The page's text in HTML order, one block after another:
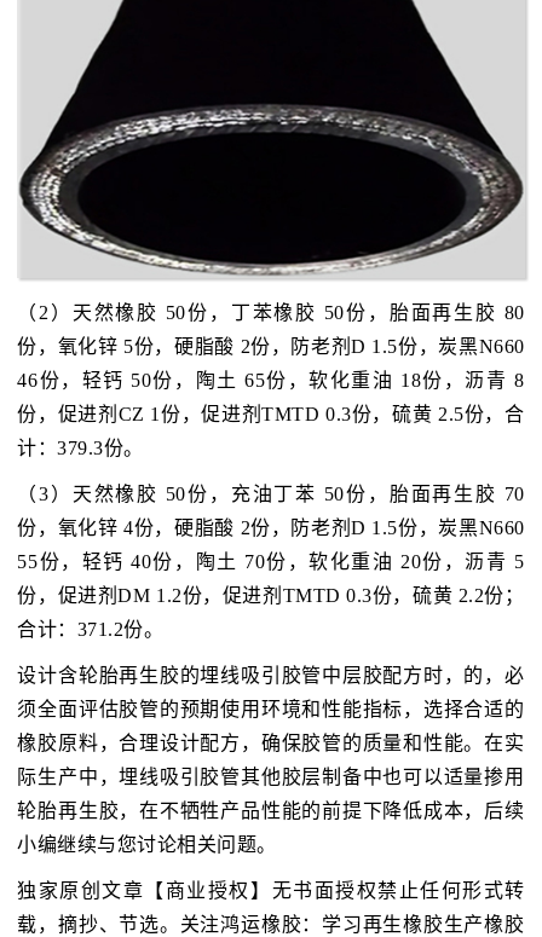
（2）天然橡胶 50份，丁苯橡胶 50份，胎面再生胶 80
份，氧化锌 5份，硬脂酸 2份，防老剂D 1.5份，炭黑N660
46份，轻钙 50份，陶土 65份，软化重油 18份，沥青 8
份，促进剂CZ 1份，促进剂TMTD 0.3份，硫黄 2.5份，合
计：379.3份。
（3）天然橡胶 50份，充油丁苯 50份，胎面再生胶 70
份，氧化锌 4份，硬脂酸 2份，防老剂D 1.5份，炭黑N660
55份，轻钙 40份，陶土 70份，软化重油 20份，沥青 5
份，促进剂DM 1.2份，促进剂TMTD 0.3份，硫黄 2.2份；
合计：371.2份。
设计含轮胎再生胶的埋线吸引胶管中层胶配方时，的，必
须全面评估胶管的预期使用环境和性能指标，选择合适的
橡胶原料，合理设计配方，确保胶管的质量和性能。在实
际生产中，埋线吸引胶管其他胶层制备中也可以适量掺用
轮胎再生胶，在不牺牲产品性能的前提下降低成本，后续
小编继续与您讨论相关问题。
独家原创文章【商业授权】无书面授权禁止任何形式转
载，摘抄、节选。关注鸿运橡胶：学习再生橡胶生产橡胶